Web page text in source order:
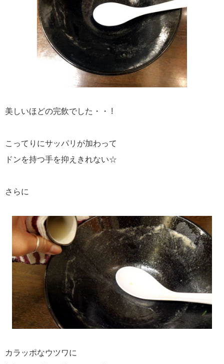
美しいほどの完飲でした・・ !
こってりにサッパリが加わって
ドンを持つ手を抑えきれない☆
さらに
カラッポなウツワに